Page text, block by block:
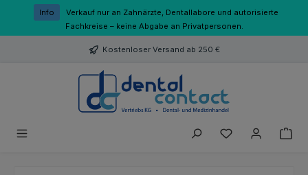
Zum Hauptinhalt springen
Info
Verkauf nur an Zahnärzte, Dentallabore und autorisierte
Fachkreise – keine Abgabe an Privatpersonen.
Kostenloser Versand ab 250 €
Du hast 0